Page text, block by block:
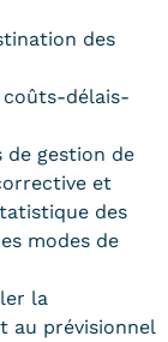
des
délais-
gestion de
et
des
modes de
la
au prévisionnel